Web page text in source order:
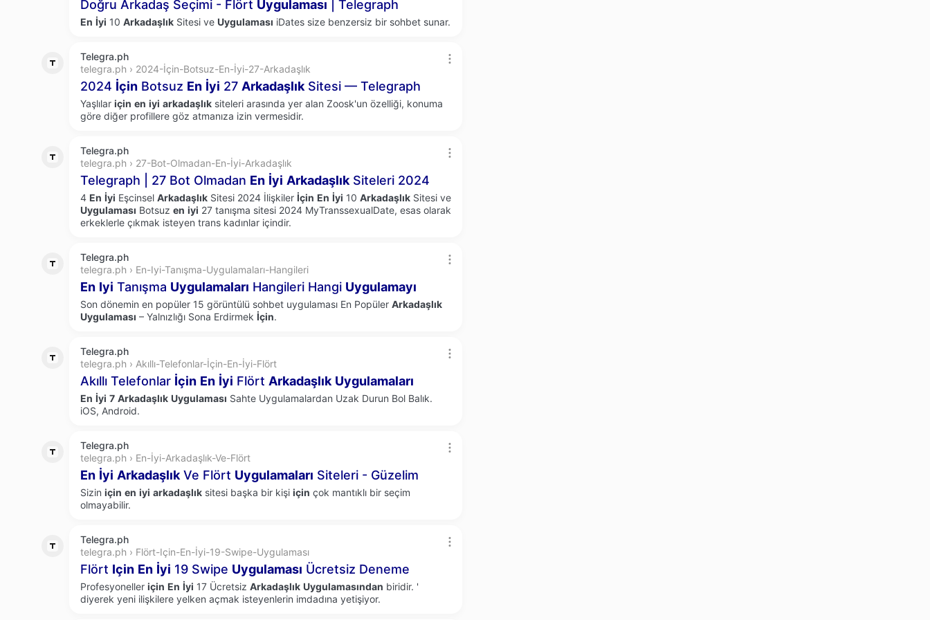
Doğru Arkadaş Seçimi - Flört Uygulaması | Telegraph
En İyi 10 Arkadaşlık Sitesi ve Uygulaması iDates size benzersiz bir sohbet sunar.
Telegra.ph
telegra.ph › 2024-İçin-Botsuz-En-İyi-27-Arkadaşlık
2024 İçin Botsuz En İyi 27 Arkadaşlık Sitesi — Telegraph
Yaşlılar için en iyi arkadaşlık siteleri arasında yer alan Zoosk'un özelliği, konuma
göre diğer profillere göz atmanıza izin vermesidir.
Telegra.ph
telegra.ph › 27-Bot-Olmadan-En-İyi-Arkadaşlık
Telegraph | 27 Bot Olmadan En İyi Arkadaşlık Siteleri 2024
4 En İyi Eşcinsel Arkadaşlık Sitesi 2024 İlişkiler İçin En İyi 10 Arkadaşlık Sitesi ve
Uygulaması Botsuz en iyi 27 tanışma sitesi 2024 MyTranssexualDate, esas olarak
erkeklerle çıkmak isteyen trans kadınlar içindir.
Telegra.ph
telegra.ph › En-Iyi-Tanışma-Uygulamaları-Hangileri
En Iyi Tanışma Uygulamaları Hangileri Hangi Uygulamayı
Son dönemin en popüler 15 görüntülü sohbet uygulaması En Popüler Arkadaşlık
Uygulaması – Yalnızlığı Sona Erdirmek İçin.
Telegra.ph
telegra.ph › Akıllı-Telefonlar-İçin-En-İyi-Flört
Akıllı Telefonlar İçin En İyi Flört Arkadaşlık Uygulamaları
En İyi 7 Arkadaşlık Uygulaması Sahte Uygulamalardan Uzak Durun Bol Balık.
iOS, Android.
Telegra.ph
telegra.ph › En-İyi-Arkadaşlık-Ve-Flört
En İyi Arkadaşlık Ve Flört Uygulamaları Siteleri - Güzelim
Sizin için en iyi arkadaşlık sitesi başka bir kişi için çok mantıklı bir seçim
olmayabilir.
Telegra.ph
telegra.ph › Flört-Için-En-İyi-19-Swipe-Uygulaması
Flört Için En İyi 19 Swipe Uygulaması Ücretsiz Deneme
Profesyoneller için En İyi 17 Ücretsiz Arkadaşlık Uygulamasından biridir. '
diyerek yeni ilişkilere yelken açmak isteyenlerin imdadına yetişiyor.